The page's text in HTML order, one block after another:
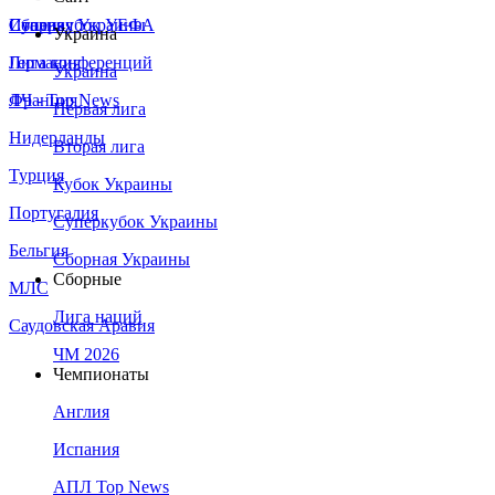
Сборная Украины
Италия
Германия
Франция
Нидерланды
Турция
Португалия
Бельгия
МЛС
Саудовская Аравия
Суперкубок УЕФА
Лига конференций
ЛЧ - Top News
Украина
Украина
Первая лига
Вторая лига
Кубок Украины
Суперкубок Украины
Сборная Украины
Сборные
Лига наций
ЧМ 2026
Чемпионаты
Англия
Испания
АПЛ Top News